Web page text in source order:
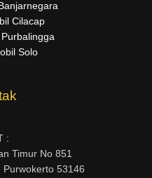
Cilacap
Solo
:
Timur No 851
Purwokerto 53146